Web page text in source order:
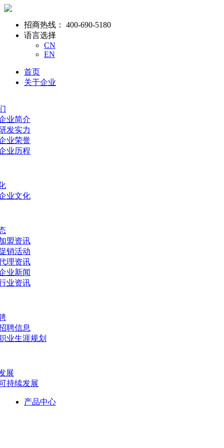
招商热线：
400-690-5180
语言选择
CN
EN
首页
关于企业
业简介
发实力
业荣誉
业历程
业文化
盟资讯
销活动
理资讯
业新闻
业资讯
聘信息
业生涯规划
展
持续发展
产品中心